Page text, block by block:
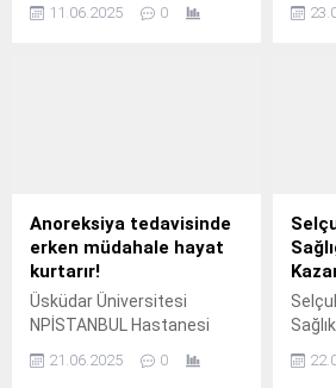
Kurucusu, Nöroşirürji
11.06.2025 0
Anoreksiya tedavisinde
erken müdahale hayat
kurtarır!
Üsküdar Üniversitesi
NPİSTANBUL Hastanesi
Psikiyatri Uzmanı Dr.
21.06.2025 0